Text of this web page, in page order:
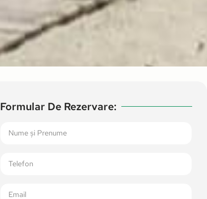
Formular De Rezervare: